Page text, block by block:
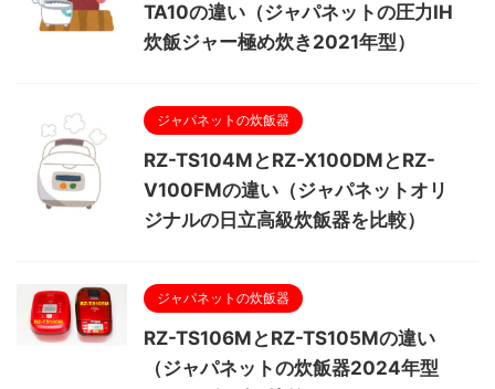
TA10の違い（ジャパネットの圧力IH
炊飯ジャー極め炊き2021年型）
ジャパネットの炊飯器
RZ-TS104MとRZ-X100DMとRZ-
V100FMの違い（ジャパネットオリ
ジナルの日立高級炊飯器を比較）
ジャパネットの炊飯器
RZ-TS106MとRZ-TS105Mの違い
（ジャパネットの炊飯器2024年型